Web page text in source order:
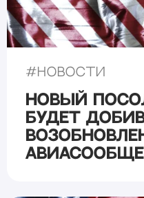
#Новости
Новый
будет